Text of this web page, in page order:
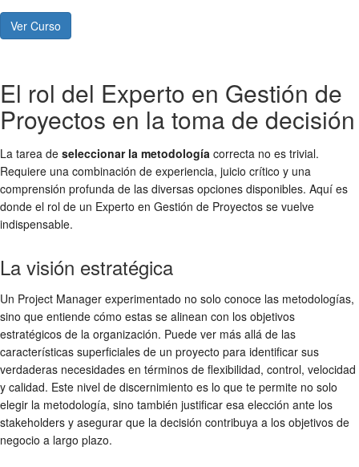
Ver Curso
El rol del Experto en Gestión de
Proyectos en la toma de decisión
La tarea de seleccionar la metodología correcta no es trivial.
Requiere una combinación de experiencia, juicio crítico y una
comprensión profunda de las diversas opciones disponibles. Aquí es
donde el rol de un Experto en Gestión de Proyectos se vuelve
indispensable.
La visión estratégica
Un Project Manager experimentado no solo conoce las metodologías,
sino que entiende cómo estas se alinean con los objetivos
estratégicos de la organización. Puede ver más allá de las
características superficiales de un proyecto para identificar sus
verdaderas necesidades en términos de flexibilidad, control, velocidad
y calidad. Este nivel de discernimiento es lo que te permite no solo
elegir la metodología, sino también justificar esa elección ante los
stakeholders y asegurar que la decisión contribuya a los objetivos de
negocio a largo plazo.